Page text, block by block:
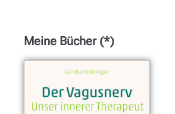
Meine Bücher (*)